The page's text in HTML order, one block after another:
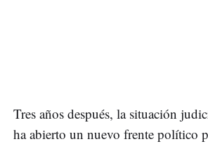
Tres años después, la situación
ha abierto un nuevo frente político